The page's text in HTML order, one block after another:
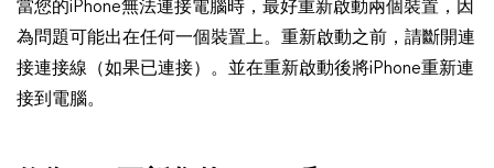
當您的iPhone無法連接電腦時，最好重新啟動兩個裝置，因
為問題可能出在任何一個裝置上。重新啟動之前，請斷開連
接連接線（如果已連接）。並在重新啟動後將iPhone重新連
接到電腦。